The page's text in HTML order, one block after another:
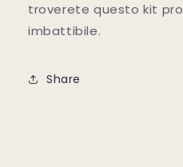
troverete questo kit
imbattibile.
Share